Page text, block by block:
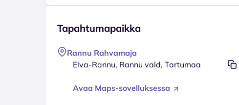
Tapahtumapaikka
Rannu Rahvamaja
Elva-Rannu, Rannu vald, Tartumaa
Avaa Maps-sovelluksessa